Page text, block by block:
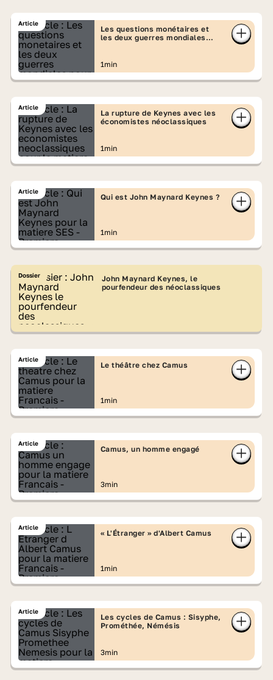
Article
Les questions monétaires et
les deux guerres mondiales
1min
Article
La rupture de Keynes avec les
économistes néoclassiques
1min
Article
Qui est John Maynard Keynes ?
1min
Dossier
John Maynard Keynes, le
pourfendeur des néoclassiques
Article
Le théâtre chez Camus
1min
Article
Camus, un homme engagé
3min
Article
« L'Étranger » d'Albert Camus
1min
Article
Les cycles de Camus : Sisyphe,
Prométhée, Némésis
3min